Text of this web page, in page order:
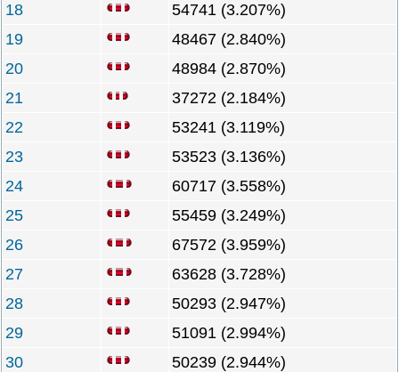
18
54741 (3.207%)
19
48467 (2.840%)
20
48984 (2.870%)
21
37272 (2.184%)
22
53241 (3.119%)
23
53523 (3.136%)
24
60717 (3.558%)
25
55459 (3.249%)
26
67572 (3.959%)
27
63628 (3.728%)
28
50293 (2.947%)
29
51091 (2.994%)
30
50239 (2.944%)